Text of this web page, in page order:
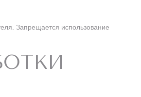
Запрещается использование